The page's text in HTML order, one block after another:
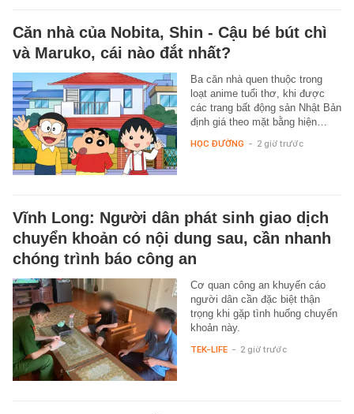
Căn nhà của Nobita, Shin - Cậu bé bút chì
và Maruko, cái nào đắt nhất?
Ba căn nhà quen thuộc trong
loạt anime tuổi thơ, khi được
các trang bất động sản Nhật Bản
định giá theo mặt bằng hiện…
HỌC ĐƯỜNG - 2 giờ trước
Vĩnh Long: Người dân phát sinh giao dịch
chuyển khoản có nội dung sau, cần nhanh
chóng trình báo công an
Cơ quan công an khuyến cáo
người dân cần đặc biệt thận
trọng khi gặp tình huống chuyển
khoản này.
TEK-LIFE - 2 giờ trước